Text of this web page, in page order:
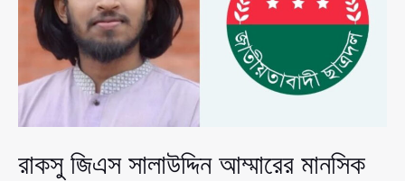
নিয়ে
প্রশ্ন,
আলোচনায়
শিক্ষাঙ্গন
রাকসু জিএস সালাউদ্দিন আম্মারের মানসিক